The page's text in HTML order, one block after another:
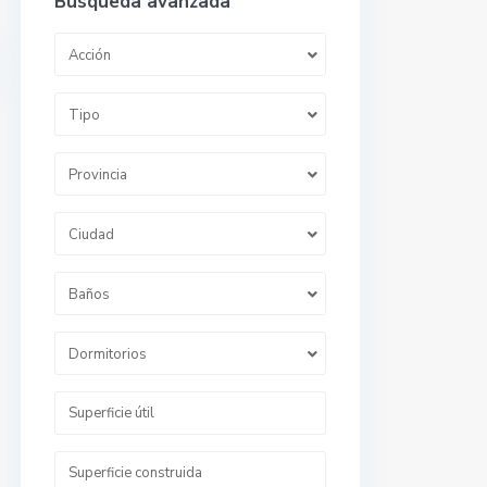
Acción
Tipo
Provincia
Ciudad
Baños
Dormitorios